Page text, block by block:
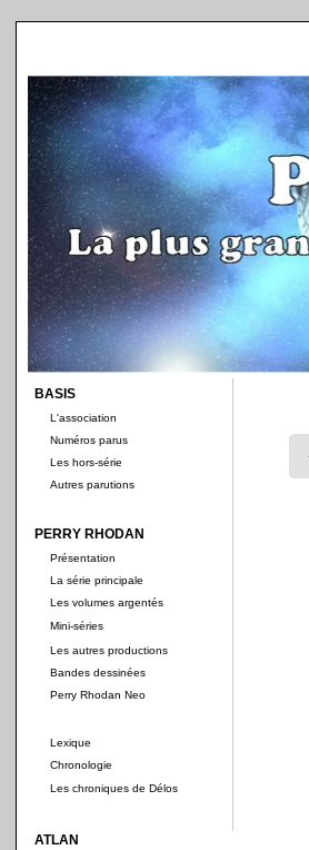
BASIS
L'association
Numéros parus
Les hors-série
Autres parutions
PERRY RHODAN
Présentation
La série principale
Les volumes argentés
Mini-séries
Les autres productions
Bandes dessinées
Perry Rhodan Neo
Lexique
Chronologie
Les chroniques de Délos
ATLAN